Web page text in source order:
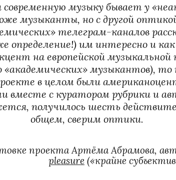
современную музыку бывает у
музыканты, но с другой
телеграм-каналов
определение!) им интересно и
на европейской музыкальной
«академических» музыкантов), то
в целом были
получилось шесть
общем, сверим оптики.
проекта Артёма Абрамова,
pleasure («крайне